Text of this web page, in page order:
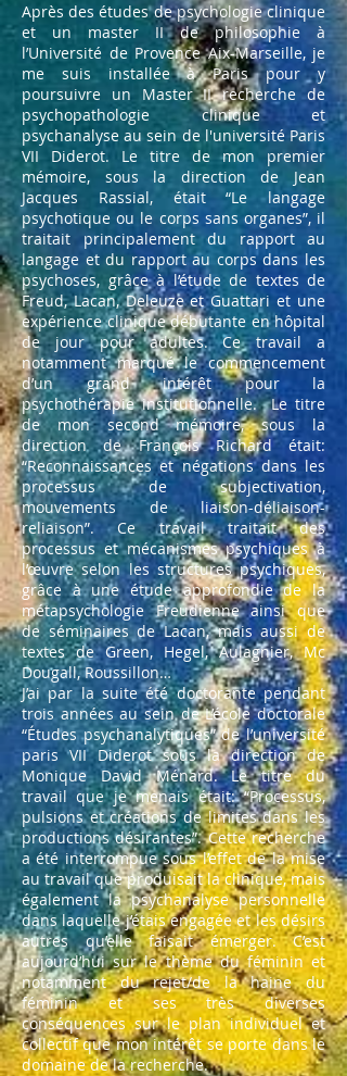
Après des études de psychologie clinique
et un master II de philosophie à
l’Université de Provence Aix-Marseille, je
me suis installée à Paris pour y
poursuivre un Master II recherche de
psychopathologie clinique et
psychanalyse au sein de l'université Paris
VII Diderot. Le titre de mon premier
mémoire, sous la direction de Jean
Jacques Rassial, était “Le langage
psychotique ou le corps sans organes”, il
traitait principalement du rapport au
langage et du rapport au corps dans les
psychoses, grâce à l’étude de textes de
Freud, Lacan, Deleuze et Guattari et une
expérience clinique débutante en hôpital
de jour pour adultes. Ce travail a
notamment marqué le commencement
d’un grand intérêt pour la
psychothérapie institutionnelle. Le titre
de mon second mémoire, sous la
direction de François Richard était:
“Reconnaissances et négations dans les
processus de subjectivation,
mouvements de liaison-déliaison-
reliaison”. Ce travail traitait des
processus et mécanismes psychiques à
l’œuvre selon les structures psychiques,
grâce à une étude approfondie de la
métapsychologie Freudienne ainsi que
de séminaires de Lacan, mais aussi de
textes de Green, Hegel, Aulagnier, Mc
Dougall, Roussillon…
J’ai par la suite été doctorante pendant
trois années au sein de L’école doctorale
“Études psychanalytiques” de l’université
paris VII Diderot sous la direction de
Monique David Ménard. Le titre du
travail que je menais était: “Processus,
pulsions et créations de limites dans les
productions désirantes”. Cette recherche
a été interrompue sous l’effet de la mise
au travail que produisait la clinique, mais
également la psychanalyse personnelle
dans laquelle j’étais engagée et les désirs
autres qu’elle faisait émerger. C’est
aujourd’hui sur le thème du féminin et
notamment du rejet/de la haine du
féminin et ses très diverses
conséquences sur le plan individuel et
collectif que mon intérêt se porte dans le
domaine de la recherche.